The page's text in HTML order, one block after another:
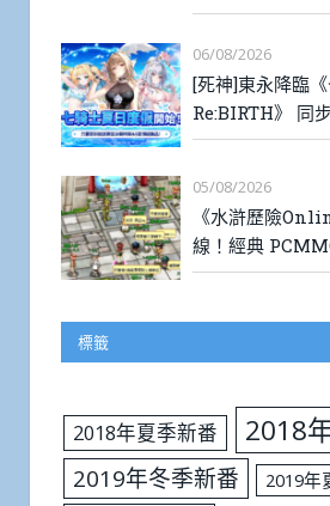
06/08/2026
[死神]東永降臨
Re:BIRTH》 同
05/08/2026
《水滸歷險
線！經典
標籤
2018年夏季新番 2018
2019年冬季新番
2019年